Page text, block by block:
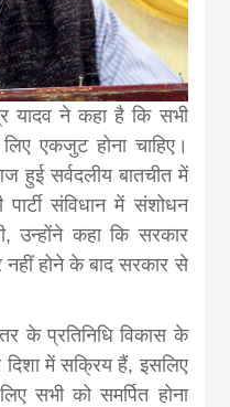
यादव ने कहा है कि सभी
एकजुट होना चाहिए।
हुई सर्वदलीय बातचीत में
संविधान में संशोधन
उन्होंने कहा कि सरकार
होने के बाद सरकार से
के प्रतिनिधि विकास के
दिशा में सक्रिय हैं, इसलिए
सभी को समर्पित होना